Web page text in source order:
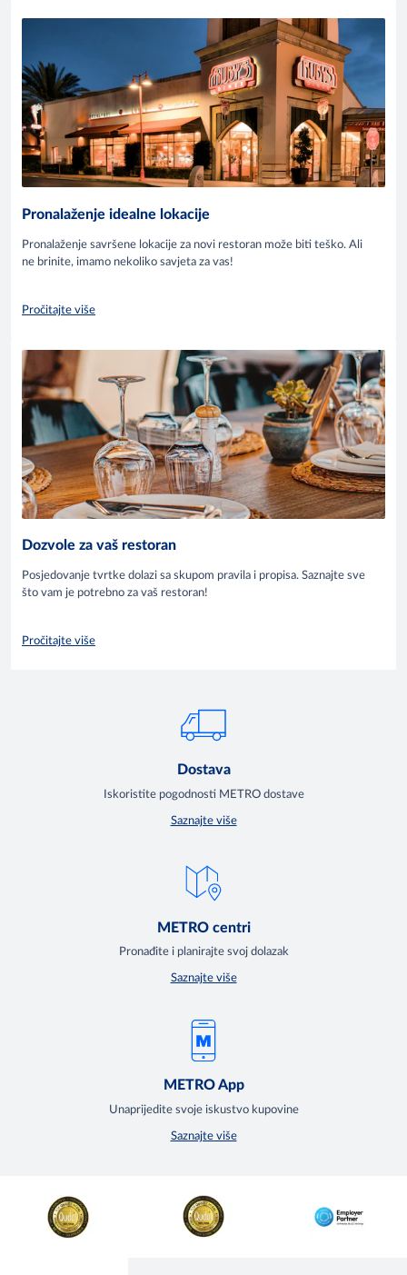
Pronalaženje idealne lokacije
Pronalaženje savršene lokacije za novi restoran može biti teško. Ali
ne brinite, imamo nekoliko savjeta za vas!
Pročitajte više
Dozvole za vaš restoran
Posjedovanje tvrtke dolazi sa skupom pravila i propisa. Saznajte sve
što vam je potrebno za vaš restoran!
Pročitajte više
Dostava
Iskoristite pogodnosti METRO dostave
Saznajte više
METRO centri
Pronađite i planirajte svoj dolazak
Saznajte više
METRO App
Unaprijedite svoje iskustvo kupovine
Saznajte više